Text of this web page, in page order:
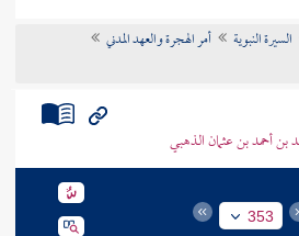
السيرة النبوية
أمر الهجرة والعهد المدني
أحمد بن عثمان الذهبي
353